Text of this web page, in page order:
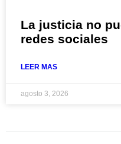
La justicia no
redes sociales
LEER MAS
agosto 3, 2026